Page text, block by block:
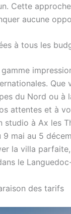
Cette
aucune
à tous les
Que
du Nord ou à
attentes et à
à Ax les
mai au 5
la villa
le
des tarifs